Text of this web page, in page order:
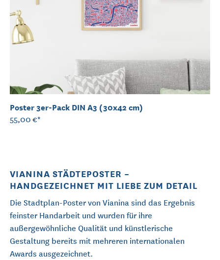
Poster 3er-Pack DIN A3 (30x42 cm)
55,00 €*
VIANINA STÄDTEPOSTER –
HANDGEZEICHNET MIT LIEBE ZUM DETAIL
Die Stadtplan-Poster von Vianina sind das Ergebnis
feinster Handarbeit und wurden für ihre
außergewöhnliche Qualität und künstlerische
Gestaltung bereits mit mehreren internationalen
Awards ausgezeichnet.